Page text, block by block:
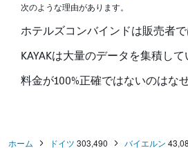
ベルヒテスガーデンのバケーションレン
グライナウのバケーションレンタル
エルディングのバケーションレンタル
バート・ウィーゼのバケーションレン
リンダウのバケーションレンタル
次のような理由があります。
ホテルズコンバインドは販売者
KAYAKは大量のデータを集積して
料金が100%正確ではないのはな
ホーム ドイツ 303,490 バイエルン